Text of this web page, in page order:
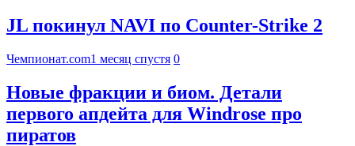
JL покинул NAVI по Counter-Strike 2
Чемпионат.com1 месяц спустя 0
Новые фракции и биом. Детали
первого апдейта для Windrose про
пиратов